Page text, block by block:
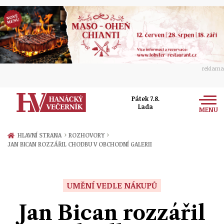
reklama
Pátek 7.8.
Lada
MENU
Zprávy
Přerov
Ekonomika
Ženy
Sport
HLAVNÍ STRANA › ROZHOVORY ›
JAN BICAN ROZZÁŘIL CHODBU V OBCHODNÍ GALERII
UMĚNÍ VEDLE NÁKUPŮ
Jan Bican rozzářil